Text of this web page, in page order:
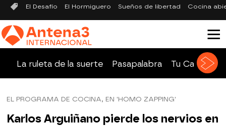
El Desafío El Hormiguero Sueños de libertad Cocina
La ruleta de la suerte Pasapalabra Tu Cara Me
EL PROGRAMA DE COCINA, EN 'HOMO ZAPPING'
Karlos Arguiñano pierde los nervios en